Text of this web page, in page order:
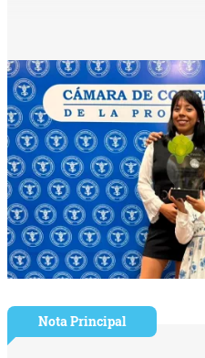
Nota Principal